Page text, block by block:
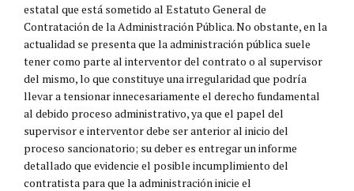
estatal que está sometido al Estatuto General de
Contratación de la Administración Pública. No obstante, en la
actualidad se presenta que la administración pública suele
tener como parte al interventor del contrato o al supervisor
del mismo, lo que constituye una irregularidad que podría
llevar a tensionar innecesariamente el derecho fundamental
al debido proceso administrativo, ya que el papel del
supervisor e interventor debe ser anterior al inicio del
proceso sancionatorio; su deber es entregar un informe
detallado que evidencie el posible incumplimiento del
contratista para que la administración inicie el